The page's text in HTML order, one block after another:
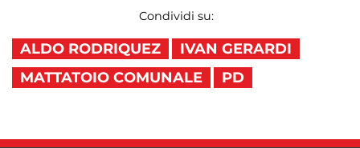
Condividi su:
ALDO RODRIQUEZ
IVAN GERARDI
MATTATOIO COMUNALE
PD